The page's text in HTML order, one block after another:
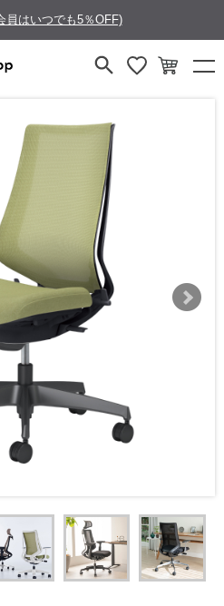
員はいつでも5％OFF)